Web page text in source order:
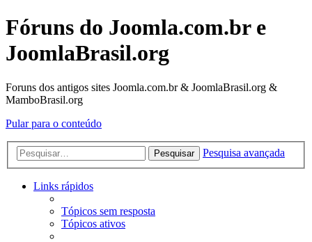
Fóruns do Joomla.com.br e
JoomlaBrasil.org
Foruns dos antigos sites Joomla.com.br & JoomlaBrasil.org &
MamboBrasil.org
Pular para o conteúdo
Pesquisar Pesquisa avançada
Links rápidos
Tópicos sem resposta
Tópicos ativos